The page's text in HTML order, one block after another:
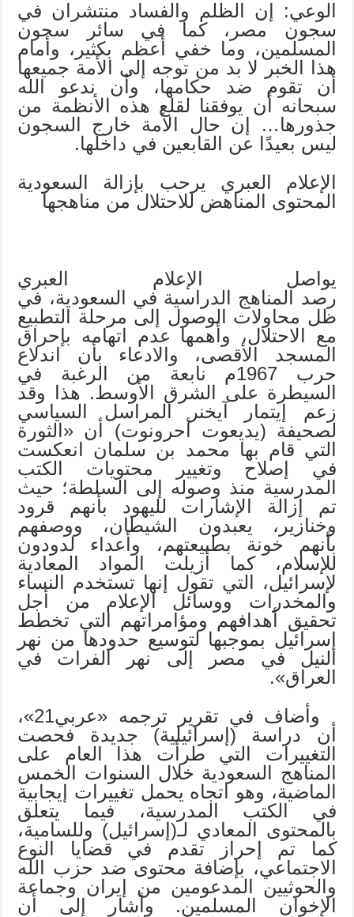
الوعي: إن الظلم والفساد منتشران في
سجون مصر، كما في سائر سجون
المسلمين، وما خفي أعظم بكثير، وأمام
هذا الخبر لا بد من توجه إلى الأمة جميعها
أن تقوم ضد حكامها، وأن ندعو الله
سبحانه أن يوفقنا لقلع هذه الأنظمة من
جذورها… إن حال الأمة خارج السجون
ليس بعيدًا عن القابعين في داخلها.
الإعلام العبري يرحب بإزالة السعودية
المحتوى المناهض للاحتلال من مناهجها
يواصل الإعلام العبري
رصد المناهج الدراسية في ‏السعودية، في
ظل محاولات الوصول إلى مرحلة التطبيع
مع الاحتلال، وأهمها عدم ‏اتهامه بإحراق
المسجد الأقصى، والادعاء بأن اندلاع
حرب 1967م نابعة من الرغبة في
السيطرة على الشرق ‏الأوسط. هذا وقد
زعم إيتمار آيخنر المراسل السياسي
لصحيفة (يديعوت أحرونوت) أن «الثورة
التي قام بها محمد بن سلمان ‏انعكست
في إصلاح وتغيير محتويات الكتب
المدرسية منذ وصوله إلى السلطة؛ حيث
تم إزالة الإشارات لليهود ‏بأنهم قرود
وخنازير، يعبدون الشيطان، ووصفهم
بأنهم خونة بطبيعتهم، وأعداء لدودون
للإسلام، كما أزيلت المواد ‏المعادية
لإسرائيل، التي تقول إنها تستخدم النساء
والمخدرات ووسائل الإعلام من أجل
تحقيق أهدافهم ومؤامراتهم التي تخطط
‏إسرائيل بموجبها لتوسيع حدودها من نهر
النيل في مصر إلى نهر الفرات في
العراق».‏
وأضاف في تقرير ترجمه «عربي21»،
أن دراسة (إسرائيلية) جديدة فحصت
التغييرات التي طرأت هذا العام ‏على
المناهج السعودية خلال السنوات الخمس
الماضية، وهو اتجاه يحمل تغييرات إيجابية
في الكتب المدرسية، ‏فيما يتعلق
بالمحتوى المعادي لـ(إسرائيل) وللسامية،
كما تم إحراز تقدم في قضايا النوع
الاجتماعي، بإضافة محتوى ‏ضد حزب الله
والحوثيين المدعومين من إيران وجماعة
الإخوان المسلمين.‏ وأشار إلى أن